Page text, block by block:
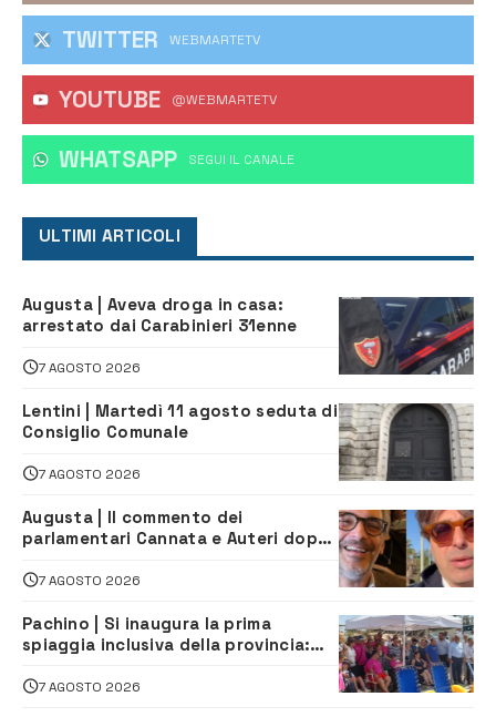
TWITTER WEBMARTETV
YOUTUBE @WEBMARTETV
WHATSAPP ‎SEGUI IL CANALE
ULTIMI ARTICOLI
Augusta | Aveva droga in casa:
arrestato dai Carabinieri 31enne
7 AGOSTO 2026
Lentini | Martedì 11 agosto seduta di
Consiglio Comunale
7 AGOSTO 2026
Augusta | Il commento dei
parlamentari Cannata e Auteri dopo
depuratore
7 AGOSTO 2026
Pachino | Si inaugura la prima
spiaggia inclusiva della provincia:
tutti
7 AGOSTO 2026